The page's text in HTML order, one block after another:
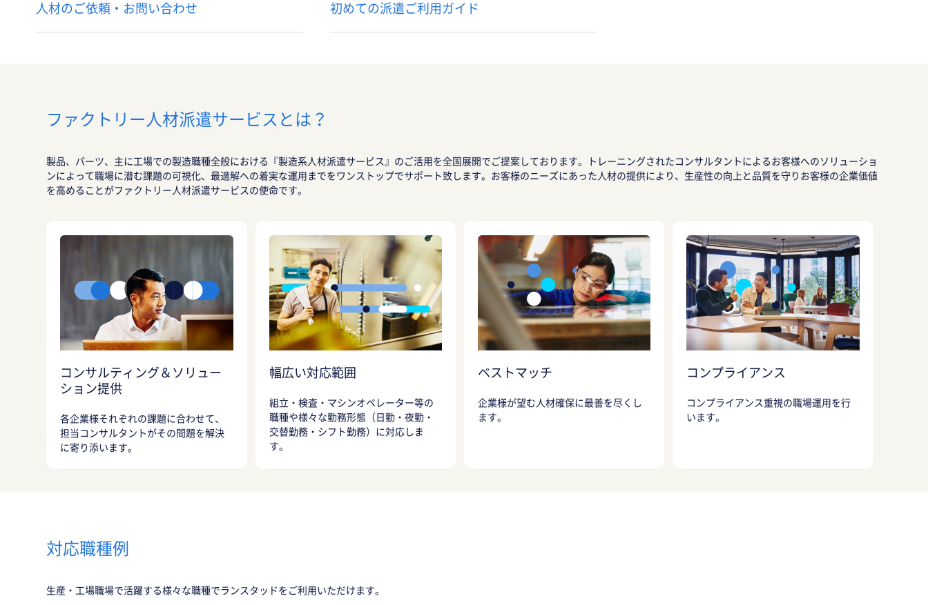
人材のご依頼・お問い合わせ 初めての派遣ご利用ガイド
ファクトリー人材派遣サービスとは？
製品、パーツ、主に工場での製造職種全般における『製造系人材派遣サービス』のご活用を全国展開でご提案しております。トレーニングされたコンサルタントによるお客様へのソリューショ
ンによって職場に潜む課題の可視化、最適解への着実な運用までをワンストップでサポート致します。お客様のニーズにあった人材の提供により、生産性の向上と品質を守りお客様の企業価値
を高めることがファクトリー人材派遣サービスの使命です。
コンサルティング＆ソリュー
ション提供
各企業様それぞれの課題に合わせて、
担当コンサルタントがその問題を解決
に寄り添います。
幅広い対応範囲
組立・検査・マシンオペレーター等の
職種や様々な勤務形態（日勤・夜勤・
交替勤務・シフト勤務）に対応しま
す。
ベストマッチ
企業様が望む人材確保に最善を尽くし
ます。
コンプライアンス
コンプライアンス重視の職場運用を行
います。
対応職種例
生産・工場職場で活躍する様々な職種でランスタッドをご利用いただけます。